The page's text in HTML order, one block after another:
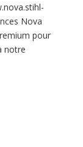
Nova
pour
notre